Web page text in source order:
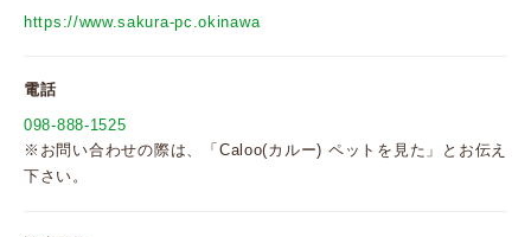
https://www.sakura-pc.okinawa
電話
098-888-1525
※お問い合わせの際は、「Caloo(カルー) ペットを見た」とお伝え
下さい。